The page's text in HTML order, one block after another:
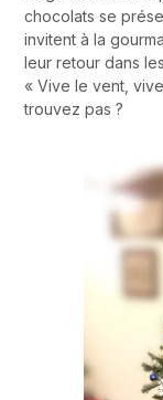
chocolats se
invitent à la
leur retour dans
« Vive le vent,
trouvez pas ?